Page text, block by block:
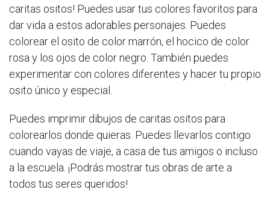
caritas ositos! Puedes usar tus colores favoritos para
dar vida a estos adorables personajes. Puedes
colorear el osito de color marrón, el hocico de color
rosa y los ojos de color negro. También puedes
experimentar con colores diferentes y hacer tu propio
osito único y especial.
Puedes imprimir dibujos de caritas ositos para
colorearlos donde quieras. Puedes llevarlos contigo
cuando vayas de viaje, a casa de tus amigos o incluso
a la escuela. ¡Podrás mostrar tus obras de arte a
todos tus seres queridos!